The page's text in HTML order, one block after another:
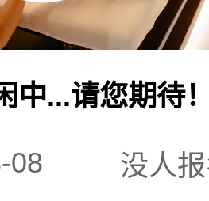
中...请您期待
08 没人